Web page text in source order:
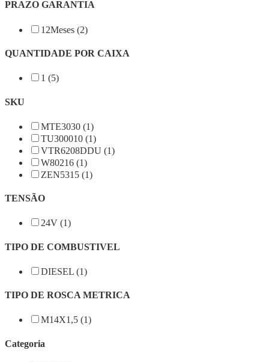
PRAZO GARANTIA
12Meses (2)
QUANTIDADE POR CAIXA
1 (5)
SKU
MTE3030 (1)
TU300010 (1)
VTR6208DDU (1)
W80216 (1)
ZEN5315 (1)
TENSÃO
24V (1)
TIPO DE COMBUSTIVEL
DIESEL (1)
TIPO DE ROSCA METRICA
M14X1,5 (1)
Categoria